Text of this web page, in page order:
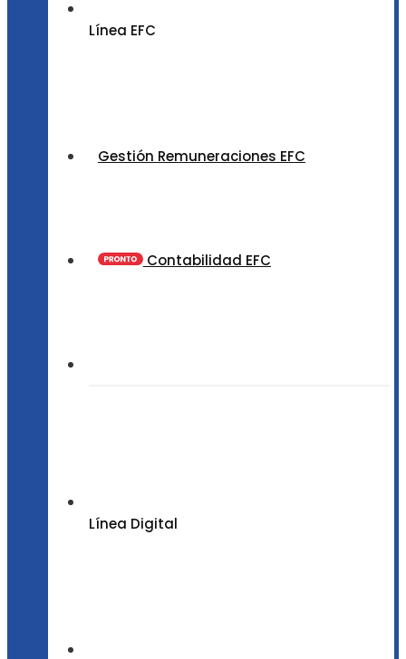
Línea EFC
Gestión Remuneraciones EFC
Contabilidad EFC
Línea Digital